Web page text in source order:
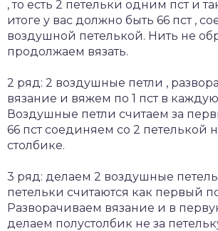
, то есть 2 петельки одним пст и
итоге у вас должно быть 66 пст ,
воздушной петелькой. Нить не
продолжаем вязать.
2 ряд: 2 воздушные петли ,
вязание и вяжем по 1 пст в
Воздушные петли считаем за
66 пст соединяем со 2 петелькой
столбике.
3 ряд: делаем 2 воздушные
петельки считаются как первый
Разворачиваем вязание и в
делаем полустолбик не за